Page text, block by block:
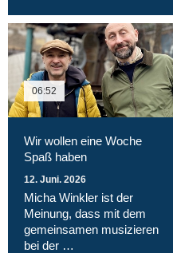
06:52
Wir wollen eine Woche
Spaß haben
12. Juni. 2026
Micha Winkler ist der
Meinung, dass mit dem
gemeinsamen musizieren
bei der …